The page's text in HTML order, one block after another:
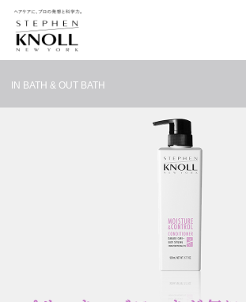
MADISON AVE.
ONLINE
IN BATH & OUT BATH